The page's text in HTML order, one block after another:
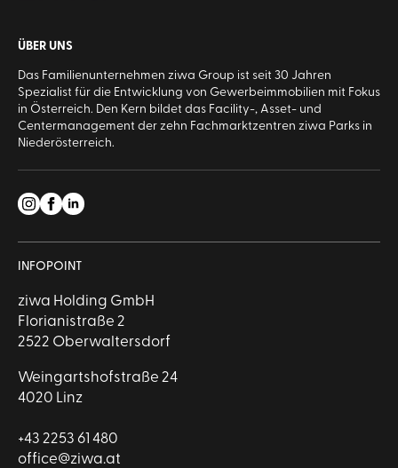
ÜBER UNS
Das Familienunternehmen ziwa Group ist seit 30 Jahren
Spezialist für die Entwicklung von Gewerbeimmobilien mit Fokus
in Österreich. Den Kern bildet das Facility-, Asset- und
Centermanagement der zehn Fachmarktzentren ziwa Parks in
Niederösterreich.
INFOPOINT
ziwa Holding GmbH
Florianistraße 2
2522 Oberwaltersdorf
Weingartshofstraße 24
4020 Linz
+43 2253 61 480
office@ziwa.at